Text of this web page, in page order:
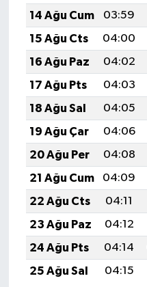
14 Ağu Cum
03:59
15 Ağu Cts
04:00
16 Ağu Paz
04:02
17 Ağu Pts
04:03
18 Ağu Sal
04:05
19 Ağu Çar
04:06
20 Ağu Per
04:08
21 Ağu Cum
04:09
22 Ağu Cts
04:11
23 Ağu Paz
04:12
24 Ağu Pts
04:14
25 Ağu Sal
04:15